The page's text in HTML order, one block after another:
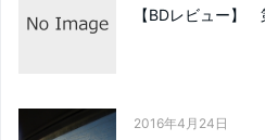
【BDレビュー】
2016年4月24日